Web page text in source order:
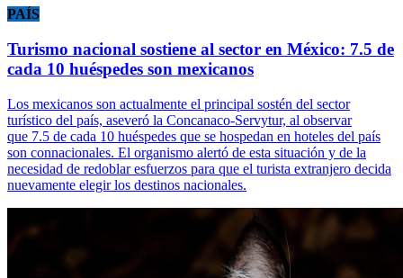
PAÍS
Turismo nacional sostiene al sector en México: 7.5 de
cada 10 huéspedes son mexicanos
Los mexicanos son actualmente el principal sostén del sector
turístico del país, aseveró la Concanaco-Servytur, al observar
que 7.5 de cada 10 huéspedes que se hospedan en hoteles del país
son connacionales. El organismo alertó de esta situación y de la
necesidad de redoblar esfuerzos para que el turista extranjero decida
nuevamente elegir los destinos nacionales.